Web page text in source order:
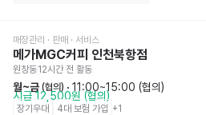
매장관리 · 판매 · 서비스
메가MGC커피 인천북항점
원창동12시간 전 활동
월~금 (협의) · 11:00~15:00 (협의)
시급 12,500원 (협의)
장기우대 4대 보험 가입 +1